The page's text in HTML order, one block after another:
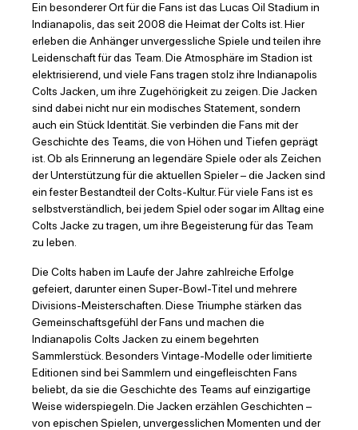
Ein besonderer Ort für die Fans ist das Lucas Oil Stadium in
Indianapolis, das seit 2008 die Heimat der Colts ist. Hier
erleben die Anhänger unvergessliche Spiele und teilen ihre
Leidenschaft für das Team. Die Atmosphäre im Stadion ist
elektrisierend, und viele Fans tragen stolz ihre Indianapolis
Colts Jacken, um ihre Zugehörigkeit zu zeigen. Die Jacken
sind dabei nicht nur ein modisches Statement, sondern
auch ein Stück Identität. Sie verbinden die Fans mit der
Geschichte des Teams, die von Höhen und Tiefen geprägt
ist. Ob als Erinnerung an legendäre Spiele oder als Zeichen
der Unterstützung für die aktuellen Spieler – die Jacken sind
ein fester Bestandteil der Colts-Kultur. Für viele Fans ist es
selbstverständlich, bei jedem Spiel oder sogar im Alltag eine
Colts Jacke zu tragen, um ihre Begeisterung für das Team
zu leben.
Die Colts haben im Laufe der Jahre zahlreiche Erfolge
gefeiert, darunter einen Super-Bowl-Titel und mehrere
Divisions-Meisterschaften. Diese Triumphe stärken das
Gemeinschaftsgefühl der Fans und machen die
Indianapolis Colts Jacken zu einem begehrten
Sammlerstück. Besonders Vintage-Modelle oder limitierte
Editionen sind bei Sammlern und eingefleischten Fans
beliebt, da sie die Geschichte des Teams auf einzigartige
Weise widerspiegeln. Die Jacken erzählen Geschichten –
von epischen Spielen, unvergesslichen Momenten und der